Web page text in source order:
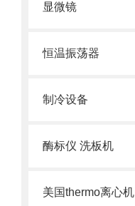
显微镜
恒温振荡器
制冷设备
酶标仪 洗板机
美国thermo离心机